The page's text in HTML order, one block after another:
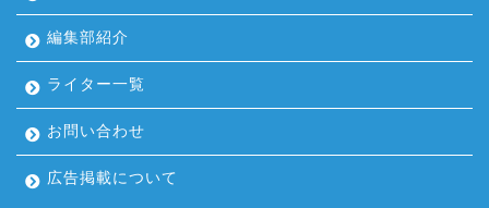
編集部紹介
ライター一覧
お問い合わせ
広告掲載について